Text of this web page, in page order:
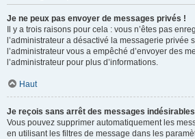
Je ne peux pas envoyer de messages privés !
Il y a trois raisons pour cela : vous n’êtes pas
l’administrateur a désactivé la messagerie privée
l’administrateur vous a empêché d’envoyer des
l’administrateur pour plus d’informations.
Haut
Je reçois sans arrêt des messages
Vous pouvez supprimer automatiquement les
en utilisant les filtres de message dans les